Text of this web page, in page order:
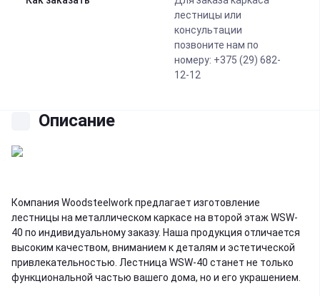
лестницы или
консультации
позвоните нам по
номеру: +375 (29) 682-
12-12
Описание
Компания Woodsteelwork предлагает изготовление
лестницы на металлическом каркасе на второй этаж WSW-
40 по индивидуальному заказу. Наша продукция отличается
высоким качеством, вниманием к деталям и эстетической
привлекательностью. Лестница WSW-40 станет не только
функциональной частью вашего дома, но и его украшением.